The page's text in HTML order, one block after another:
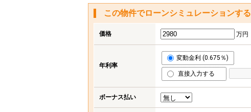
この物件でローンシミュレーションする
価格 万円
年利率
変動金利 (0.675％)
直接入力する
ボーナス払い